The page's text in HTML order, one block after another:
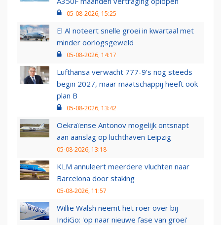
05-08-2026, 15:25
El Al noteert snelle groei in kwartaal met
minder oorlogsgeweld
05-08-2026, 14:17
Lufthansa verwacht 777-9’s nog steeds
begin 2027, maar maatschappij heeft ook
plan B
05-08-2026, 13:42
Oekraïense Antonov mogelijk ontsnapt
aan aanslag op luchthaven Leipzig
05-08-2026, 13:18
KLM annuleert meerdere vluchten naar
Barcelona door staking
05-08-2026, 11:57
Willie Walsh neemt het roer over bij
IndiGo: 'op naar nieuwe fase van groei'